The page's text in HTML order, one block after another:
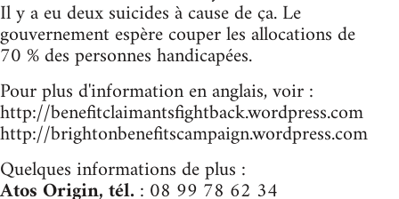
Il y a eu deux suicides à cause de ça. Le
gouvernement espère couper les allocations de
70 % des personnes handicapées.
Pour plus d'information en anglais, voir :
http://benefitclaimantsfightback.wordpress.com
http://brightonbenefitscampaign.wordpress.com
Quelques informations de plus :
Atos Origin, tél. : 08 99 78 62 34